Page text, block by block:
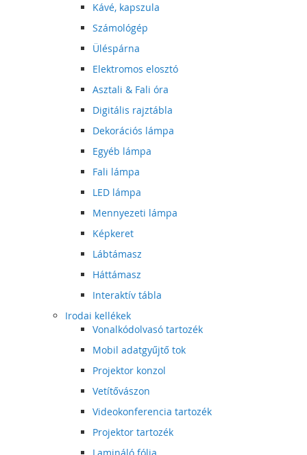
Kávé, kapszula
Számológép
Üléspárna
Elektromos elosztó
Asztali & Fali óra
Digitális rajztábla
Dekorációs lámpa
Egyéb lámpa
Fali lámpa
LED lámpa
Mennyezeti lámpa
Képkeret
Lábtámasz
Háttámasz
Interaktív tábla
Irodai kellékek
Vonalkódolvasó tartozék
Mobil adatgyűjtő tok
Projektor konzol
Vetítővászon
Videokonferencia tartozék
Projektor tartozék